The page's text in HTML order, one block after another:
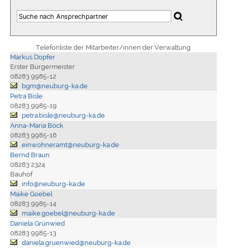
Telefonliste der Mitarbeiter/innen der Verwaltung
Markus Dopfer
Erster Bürgermeister
08283 9985-12
bgm@neuburg-ka.de
Petra Bisle
08283 9985-19
petra.bisle@neuburg-ka.de
Anna-Maria Böck
08283 9985-16
einwohneramt@neuburg-ka.de
Bernd Braun
08283 2324
Bauhof
info@neuburg-ka.de
Maike Goebel
08283 9985-14
maike.goebel@neuburg-ka.de
Daniela Grünwied
08283 9985-13
daniela.gruenwied@neuburg-ka.de